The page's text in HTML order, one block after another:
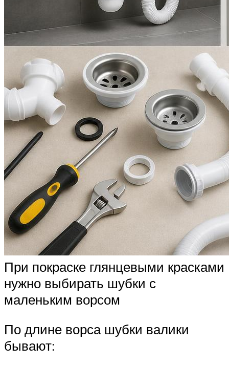
При покраске глянцевыми красками
нужно выбирать шубки с
маленьким ворсом
По длине ворса шубки валики
бывают: